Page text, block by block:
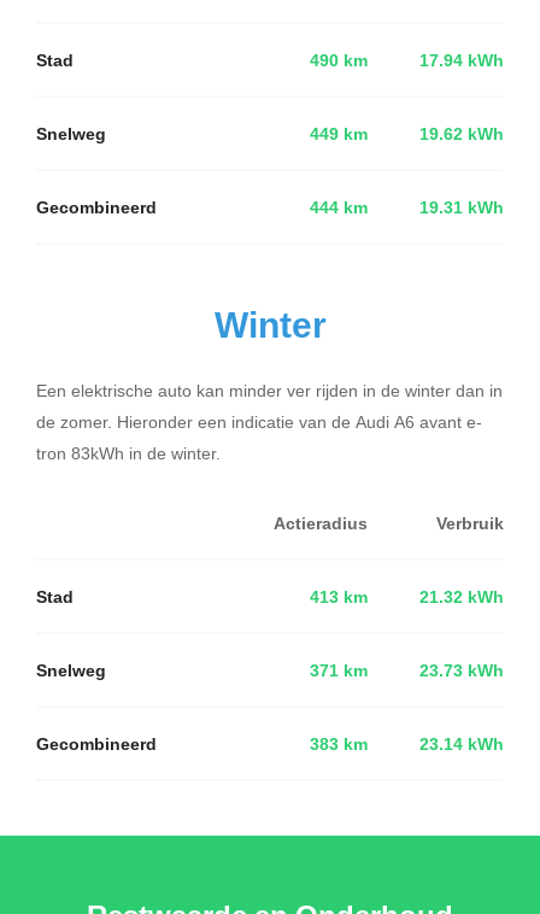
Stad 490 km 17.94 kWh
Snelweg 449 km 19.62 kWh
Gecombineerd 444 km 19.31 kWh
Winter
Een elektrische auto kan minder ver rijden in de winter dan in
de zomer. Hieronder een indicatie van de Audi A6 avant e-
tron 83kWh in de winter.
Actieradius Verbruik
Stad 413 km 21.32 kWh
Snelweg 371 km 23.73 kWh
Gecombineerd 383 km 23.14 kWh